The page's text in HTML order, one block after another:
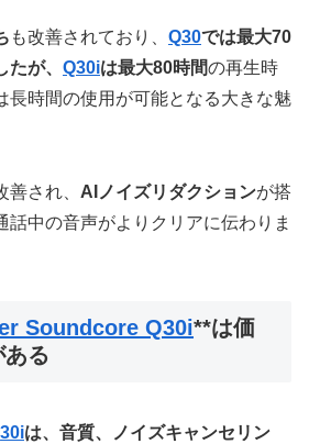
も改善されており、 Q30では最大70
が、 Q30iは最大80時間の再生時
長時間の使用が可能となる大きな魅
善され、 AIノイズリダクションが搭
話中の音声がよりクリアに伝わりま
Soundcore Q30i**は価
る
は、音質、ノイズキャンセリン